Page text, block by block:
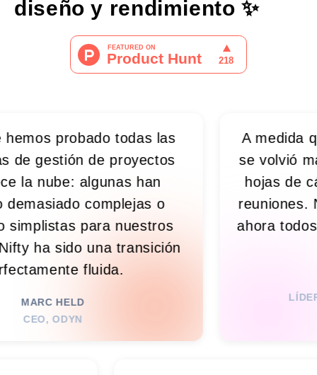
diseño y rendimiento✨
todas las
de proyectos
algunas han
complejas o
para nuestros
una transición
fluida.
A medida que
se volvió más difícil.
hojas de cálculo,
reuniones. Nifty lo
ahora todos saben lo
LÍDER DE